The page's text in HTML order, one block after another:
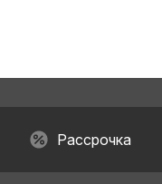
Рассрочка